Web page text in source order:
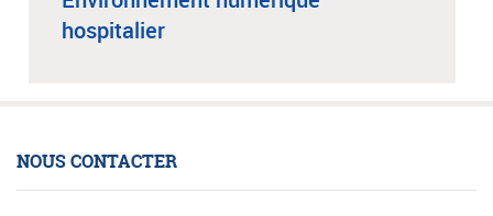
hospitalier
NOUS CONTACTER